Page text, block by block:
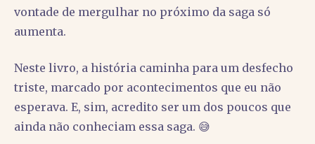
vontade de mergulhar no próximo da saga só
aumenta.
Neste livro, a história caminha para um desfecho
triste, marcado por acontecimentos que eu não
esperava. E, sim, acredito ser um dos poucos que
ainda não conheciam essa saga. 😅